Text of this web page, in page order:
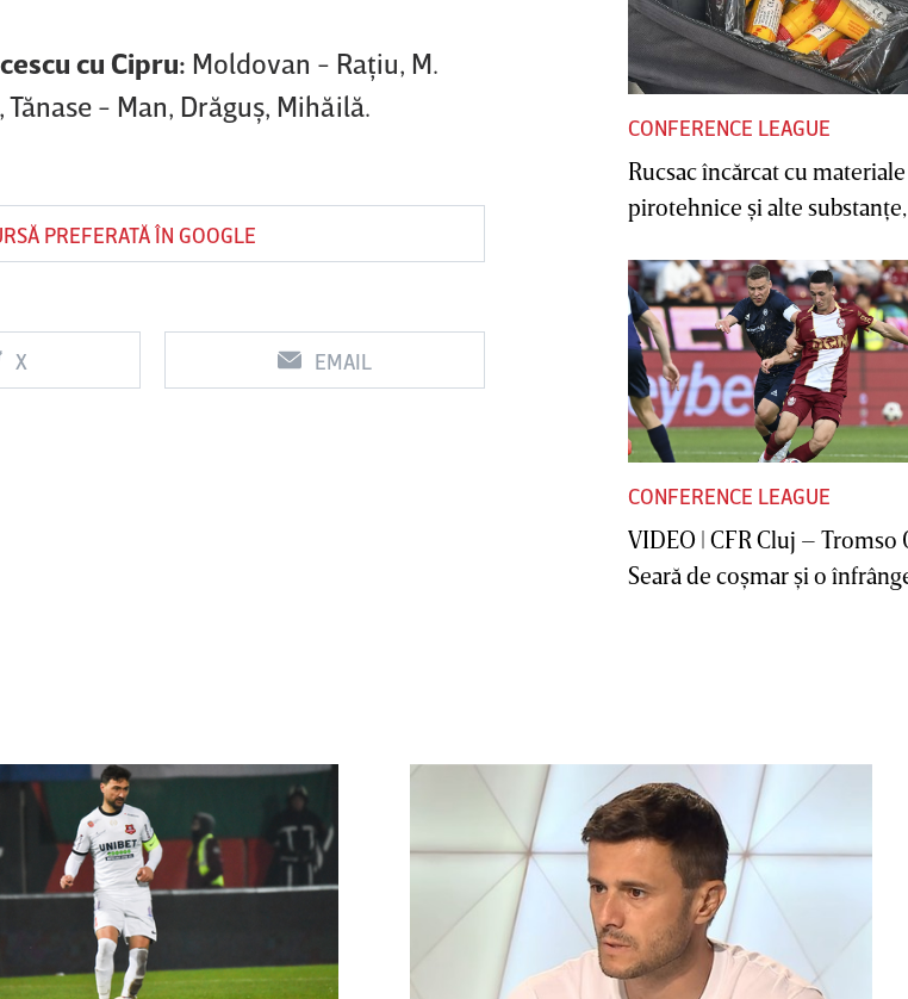
cu Cipru: Moldovan - Raţiu, M.
- Man, Drăguş, Mihăilă.
PREFERATĂ ÎN GOOGLE
X EMAIL
CONFERENCE LEAGUE
Rucsac încărcat cu materiale
pirotehnice şi alte substanţe,
CONFERENCE LEAGUE
VIDEO | CFR Cluj – Tromso
Seară de coşmar şi o